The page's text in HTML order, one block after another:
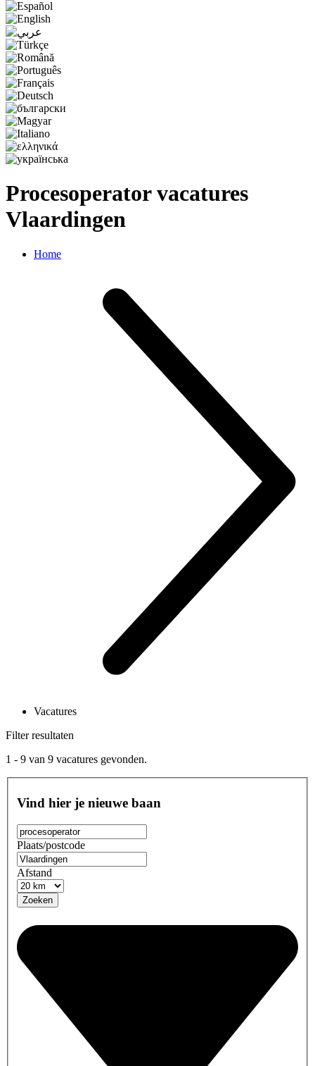
Procesoperator vacatures
Vlaardingen
Home
Vacatures
Filter resultaten
1 - 9 van 9 vacatures gevonden.
Vind hier je nieuwe baan
Plaats/postcode
Afstand
Zoeken